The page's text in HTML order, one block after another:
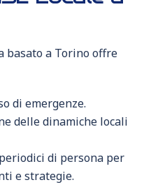
basato a Torino offre
di emergenze.
delle dinamiche locali
di persona per
e strategie.